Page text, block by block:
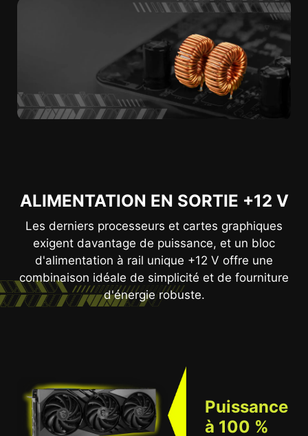
ALIMENTATION EN SORTIE +12 V
Les derniers processeurs et cartes graphiques
exigent davantage de puissance, et un bloc
d'alimentation à rail unique +12 V offre une
combinaison idéale de simplicité et de fourniture
d'énergie robuste.
Puissance
à 100 %